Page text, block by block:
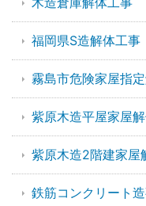
福岡県S造解体工事
霧島市危険家屋指
紫原木造平屋家屋
紫原木造2階建家屋
鉄筋コンクリート